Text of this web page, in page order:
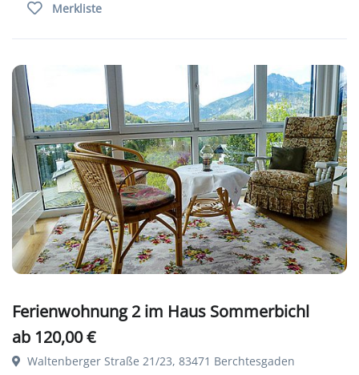
Merkliste
Ferienwohnung 2 im Haus Sommerbichl
ab 120,00 €
Waltenberger Straße 21/23, 83471 Berchtesgaden